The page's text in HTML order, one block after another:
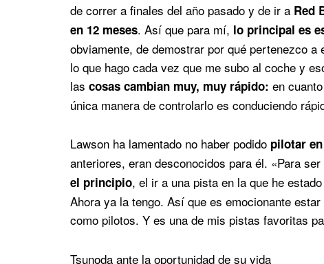
de correr a finales del año pasado y de ir a Red
en 12 meses. Así que para mí, lo principal es
obviamente, de demostrar por qué pertenezco
lo que hago cada vez que me subo al coche y
las cosas cambian muy, muy rápido: en
única manera de controlarlo es conduciendo
Lawson ha lamentado no haber podido pilotar
anteriores, eran desconocidos para él. «Para
el principio, el ir a una pista en la que he
Ahora ya la tengo. Así que es emocionante
como pilotos. Y es una de mis pistas favoritas
Tsunoda ante la oportunidad de su vida